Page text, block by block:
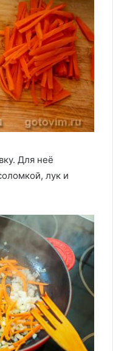
Для неё
лук и